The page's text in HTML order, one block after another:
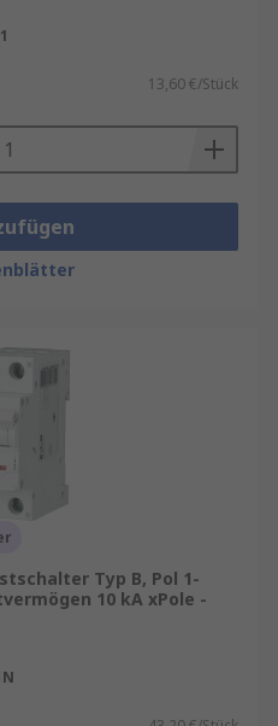
13,60 €/Stück
Typ B, Pol 1-
10 kA xPole -